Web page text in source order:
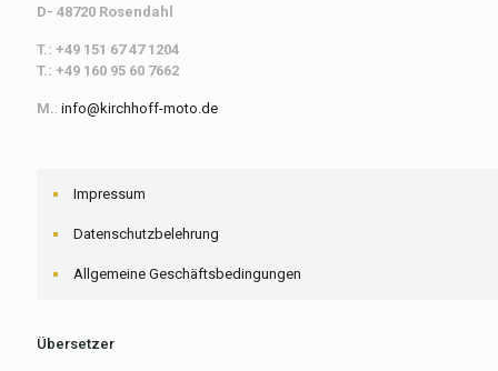
D- 48720 Rosendahl
T.: +49 151 67 47 1204
T.: +49 160 95 60 7662
M.: info@kirchhoff-moto.de
Impressum
Datenschutzbelehrung
Allgemeine Geschäftsbedingungen
Übersetzer